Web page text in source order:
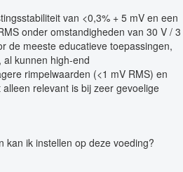
van <0,3% + 5 mV en een
onder omstandigheden van 30 V / 3
de meeste educatieve toepassingen,
kunnen high-end
rimpelwaarden (<1 mV RMS) en
relevant is bij zeer gevoelige
kan ik instellen op deze voeding?